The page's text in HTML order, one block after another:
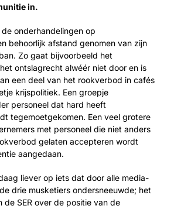
in.
onderhandelingen op
behoorlijk afstand genomen van zijn
Zo gaat bijvoorbeeld het
ontslagrecht alwéér niet door en is
een deel van het rookverbod in cafés
krijspolitiek. Een groepje
personeel dat hard heeft
tegemoetgekomen. Een veel grotere
met personeel die niet anders
gelaten accepteren wordt
aangedaan.
liever op iets dat door alle media-
drie musketiers ondersneeuwde; het
de SER over de positie van de